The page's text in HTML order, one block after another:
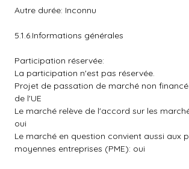
Autre durée: Inconnu
5.1.6.Informations générales
Participation réservée:
La participation n'est pas réservée.
Projet de passation de marché non
de l'UE
Le marché relève de l'accord sur les
oui
Le marché en question convient aussi aux
moyennes entreprises (PME): oui